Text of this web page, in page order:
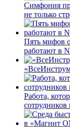
Симфония
не только
Пять мифов
работают в
Работа,